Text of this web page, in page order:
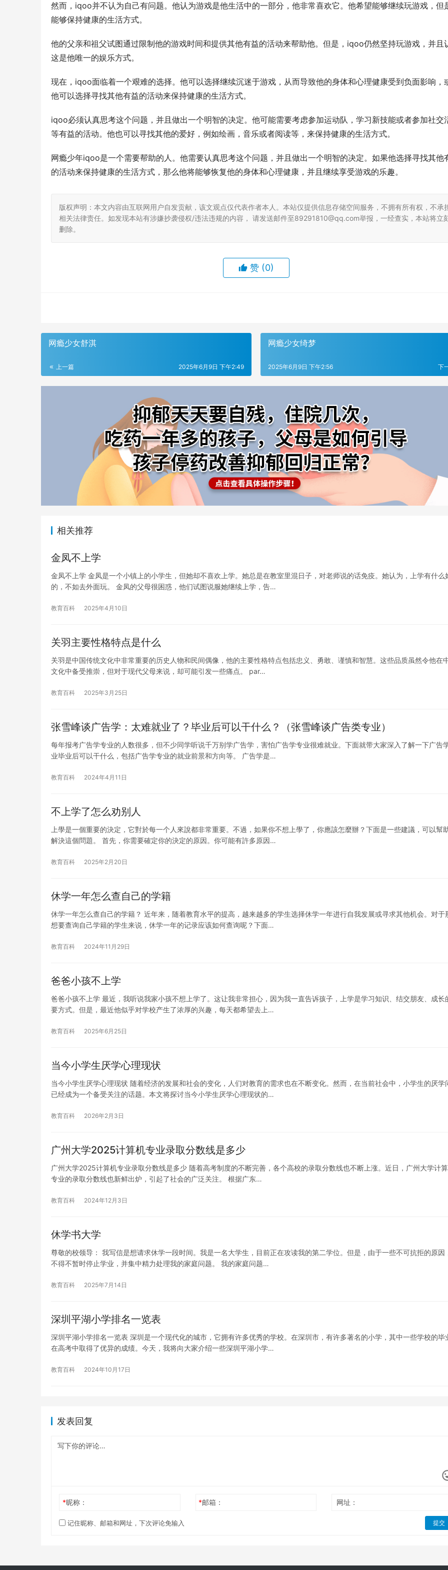
然而，iqoo并不认为自己有问题。他认为游戏是他生活中的一部分，他非常喜欢它。他希望能够继续玩游戏，但
能够保持健康的生活方式。
他的父亲和祖父试图通过限制他的游戏时间和提供其他有益的活动来帮助他。但是，iqoo仍然坚持玩游戏，并且
这是他唯一的娱乐方式。
现在，iqoo面临着一个艰难的选择。他可以选择继续沉迷于游戏，从而导致他的身体和心理健康受到负面影响，
他可以选择寻找其他有益的活动来保持健康的生活方式。
iqoo必须认真思考这个问题，并且做出一个明智的决定。他可能需要考虑参加运动队，学习新技能或者参加社交
等有益的活动。他也可以寻找其他的爱好，例如绘画，音乐或者阅读等，来保持健康的生活方式。
网瘾少年iqoo是一个需要帮助的人。他需要认真思考这个问题，并且做出一个明智的决定。如果他选择寻找其他
的活动来保持健康的生活方式，那么他将能够恢复他的身体和心理健康，并且继续享受游戏的乐趣。
版权声明：本文内容由互联网用户自发贡献，该文观点仅代表作者本人。本站仅提供信息存储空间服务，不拥有所有权，不承
相关法律责任。如发现本站有涉嫌抄袭侵权/违法违规的内容， 请发送邮件至89291810@qq.com举报，一经查实，本站将立
删除。
赞 (0)
网瘾少女舒淇
上一篇 2025年6月9日 下午2:49
网瘾少女绮梦
下
2025年6月9日 下午2:56
相关推荐
金凤不上学
金凤不上学 金凤是一个小镇上的小学生，但她却不喜欢上学。她总是在教室里混日子，对老师说的话免疫。她认为，上学有什么
的，不如去外面玩。 金凤的父母很困惑，他们试图说服她继续上学，告…
教育百科 2025年4月10日
关羽主要性格特点是什么
关羽是中国传统文化中非常重要的历史人物和民间偶像，他的主要性格特点包括忠义、勇敢、谨慎和智慧。这些品质虽然令他在
文化中备受推崇，但对于现代父母来说，却可能引发一些痛点。 par…
教育百科 2025年3月25日
张雪峰谈广告学：太难就业了？毕业后可以干什么？（张雪峰谈广告类专业）
每年报考广告学专业的人数很多，但不少同学听说千万别学广告学，害怕广告学专业很难就业。下面就带大家深入了解一下广告
业毕业后可以干什么，包括广告学专业的就业前景和方向等。 广告学是…
教育百科 2024年4月11日
不上学了怎么劝别人
上學是一個重要的決定，它對於每一个人來說都非常重要。不過，如果你不想上學了，你應該怎麼辦？下面是一些建議，可以幫
解決這個問題。 首先，你需要確定你的決定的原因。你可能有許多原因…
教育百科 2025年2月20日
休学一年怎么查自己的学籍
休学一年怎么查自己的学籍？ 近年来，随着教育水平的提高，越来越多的学生选择休学一年进行自我发展或寻求其他机会。对于
想要查询自己学籍的学生来说，休学一年的记录应该如何查询呢？下面…
教育百科 2024年11月29日
爸爸小孩不上学
爸爸小孩不上学 最近，我听说我家小孩不想上学了。这让我非常担心，因为我一直告诉孩子，上学是学习知识、结交朋友、成长
要方式。但是，最近他似乎对学校产生了浓厚的兴趣，每天都希望去上…
教育百科 2025年6月25日
当今小学生厌学心理现状
当今小学生厌学心理现状 随着经济的发展和社会的变化，人们对教育的需求也在不断变化。然而，在当前社会中，小学生的厌学
已经成为一个备受关注的话题。本文将探讨当今小学生厌学心理现状的…
教育百科 2026年2月3日
广州大学2025计算机专业录取分数线是多少
广州大学2025计算机专业录取分数线是多少 随着高考制度的不断完善，各个高校的录取分数线也不断上涨。近日，广州大学计
专业的录取分数线也新鲜出炉，引起了社会的广泛关注。 根据广东…
教育百科 2024年12月3日
休学书大学
尊敬的校领导： 我写信是想请求休学一段时间。我是一名大学生，目前正在攻读我的第二学位。但是，由于一些不可抗拒的原因
不得不暂时停止学业，并集中精力处理我的家庭问题。 我的家庭问题…
教育百科 2025年7月14日
深圳平湖小学排名一览表
深圳平湖小学排名一览表 深圳是一个现代化的城市，它拥有许多优秀的学校。在深圳市，有许多著名的小学，其中一些学校的毕
在高考中取得了优异的成绩。今天，我将向大家介绍一些深圳平湖小学…
教育百科 2024年10月17日
发表回复
*昵称： *邮箱： 网址：
记住昵称、邮箱和网址，下次评论免输入 提交